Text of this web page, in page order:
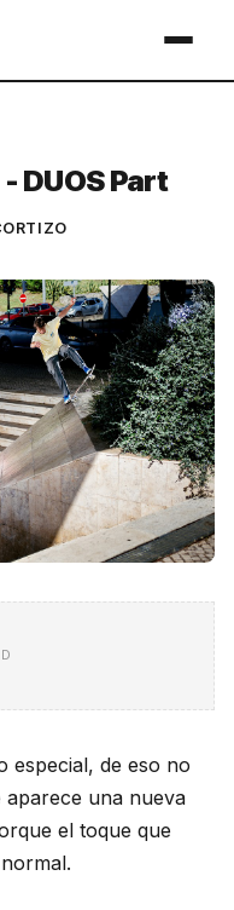
DUOS Part
especial, de eso no
aparece una nueva
el toque que